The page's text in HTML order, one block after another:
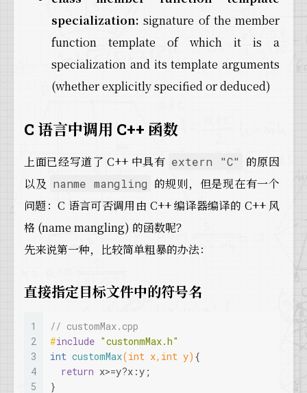
specialization: signature of the member
function template of which it is a
specialization and its template arguments
(whether explicitly specified or deduced)
C 语言中调用 C++ 函数
上面已经写道了 C++ 中具有 extern "C"
的原因
以及 nanme mangling 的规则，但是现在有一个
问题：C 语言可否调用由 C++ 编译器编译的 C++ 风
格 (name mangling) 的函数呢？
先来说第一种，比较简单粗暴的办法：
直接指定目标文件中的符号名
1
2
3
4
5
// customMax.cpp
#include "custonmMax.h"
int customMax(int x, int y) {
return x>=y?x:y;
}